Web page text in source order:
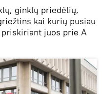
ginklų priedėlių,
kai kurių pusiau
juos prie A